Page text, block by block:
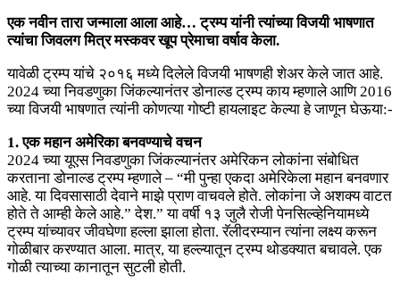
एक नवीन तारा जन्माला आला आहे… ट्रम्प यांनी त्यांच्या विजयी भाषणात
त्यांचा जिवलग मित्र मस्कवर खूप प्रेमाचा वर्षाव केला.
यावेळी ट्रम्प यांचे २०१६ मध्ये दिलेले विजयी भाषणही शेअर केले जात आहे.
2024 च्या निवडणुका जिंकल्यानंतर डोनाल्ड ट्रम्प काय म्हणाले आणि 2016
च्या विजयी भाषणात त्यांनी कोणत्या गोष्टी हायलाइट केल्या हे जाणून घेऊया:-
1. एक महान अमेरिका बनवण्याचे वचन
2024 च्या यूएस निवडणुका जिंकल्यानंतर अमेरिकन लोकांना संबोधित
करताना डोनाल्ड ट्रम्प म्हणाले – “मी पुन्हा एकदा अमेरिकेला महान बनवणार
आहे. या दिवसासाठी देवाने माझे प्राण वाचवले होते. लोकांना जे अशक्य वाटत
होते ते आम्ही केले आहे.” देश.” या वर्षी १३ जुलै रोजी पेनसिल्व्हेनियामध्ये
ट्रम्प यांच्यावर जीवघेणा हल्ला झाला होता. रॅलीदरम्यान त्यांना लक्ष्य करून
गोळीबार करण्यात आला. मात्र, या हल्ल्यातून ट्रम्प थोडक्यात बचावले. एक
गोळी त्याच्या कानातून सुटली होती.